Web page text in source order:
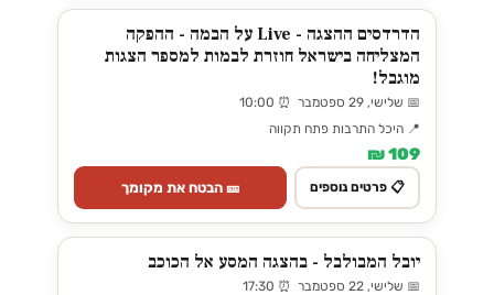
הדרדסים ההצגה - Live על הבמה - ההפקה
המצליחה בישראל חוזרת לבמות למספר הצגות
מוגבל!
📅 שלישי, 29 ספטמבר ⏰ 10:00
📍 היכל התרבות פתח תקווה
109 ₪
📋 פרטים נוספים 🎫 הבטח את מקומך
יובל המבולבל - בהצגה המסע אל הכוכב
📅 שלישי, 22 ספטמבר ⏰ 17:30